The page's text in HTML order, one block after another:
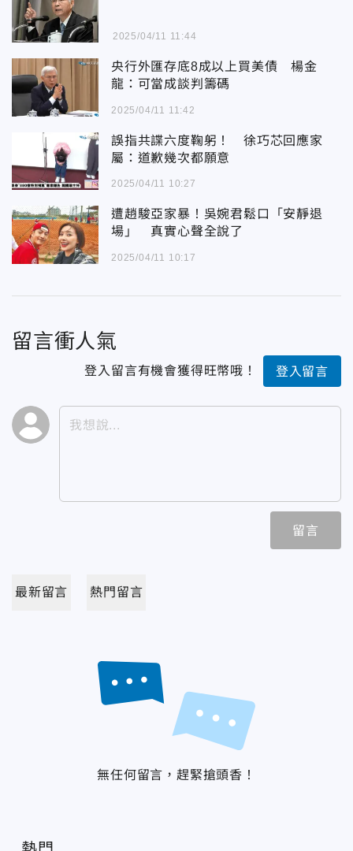
2025/04/11 11:44
央行外匯存底8成以上買美債 楊金
龍：可當成談判籌碼
2025/04/11 11:42
誤指共諜六度鞠躬！ 徐巧芯回應家
屬：道歉幾次都願意
2025/04/11 10:27
遭趙駿亞家暴！吳婉君鬆口「安靜退
場」 真實心聲全說了
2025/04/11 10:17
留言衝人氣
登入留言有機會獲得旺幣哦！ 登入留言
留言
最新留言 熱門留言
無任何留言，趕緊搶頭香！